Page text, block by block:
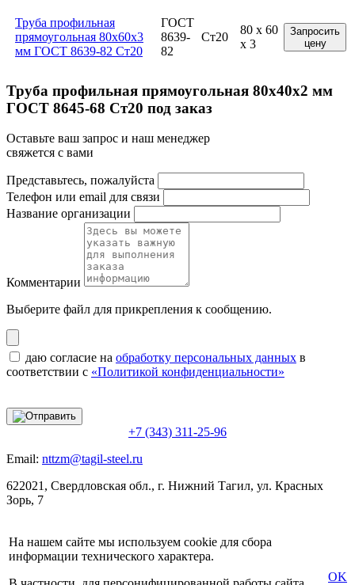
Труба профильная
прямоугольная 80x60x3
мм ГОСТ 8639-82 Ст20
ГОСТ
8639-
82
Ст20
80 x 60
x 3
Запросить
цену
Труба профильная прямоугольная 80x40x2 мм
ГОСТ 8645-68 Ст20 под заказ
Оставьте ваш запрос и наш менеджер
свяжется с вами
Представьтесь, пожалуйста
Телефон или email для связи
Название организации
Комментарии
Выберите файл для прикрепления к сообщению.
даю согласие на обработку персональных данных в
соответствии с «Политикой конфиденциальности»
+7 (343) 311-25-96
Email: nttzm@tagil-steel.ru
622021, Свердловская обл., г. Нижний Тагил, ул. Красных
Зорь, 7
На нашем сайте мы используем cookie для сбора
информации технического характера.
OK